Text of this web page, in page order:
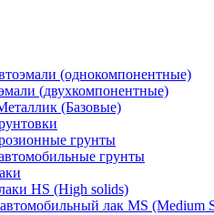
(однокомпонентные)
(двухкомпонентные)
(Базовые)
грунты
грунты
HS (High solids)
лак MS (Medium